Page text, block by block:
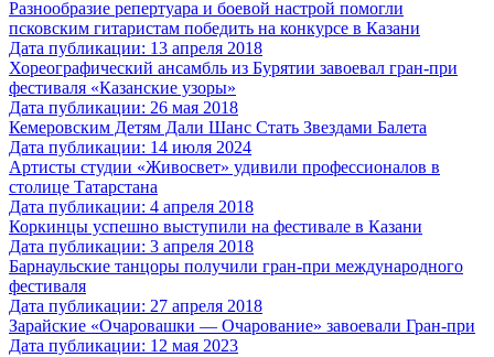
Разнообразие репертуара и боевой настрой помогли
псковским гитаристам победить на конкурсе в Казани
Дата публикации: 13 апреля 2018
Хореографический ансамбль из Бурятии завоевал гран-при
фестиваля «Казанские узоры»
Дата публикации: 26 мая 2018
Кемеровским Детям Дали Шанс Стать Звездами Балета
Дата публикации: 14 июля 2024
Артисты студии «Живосвет» удивили профессионалов в
столице Татарстана
Дата публикации: 4 апреля 2018
Коркинцы успешно выступили на фестивале в Казани
Дата публикации: 3 апреля 2018
Барнаульские танцоры получили гран-при международного
фестиваля
Дата публикации: 27 апреля 2018
Зарайские «Очаровашки — Очарование» завоевали Гран-при
Дата публикации: 12 мая 2023